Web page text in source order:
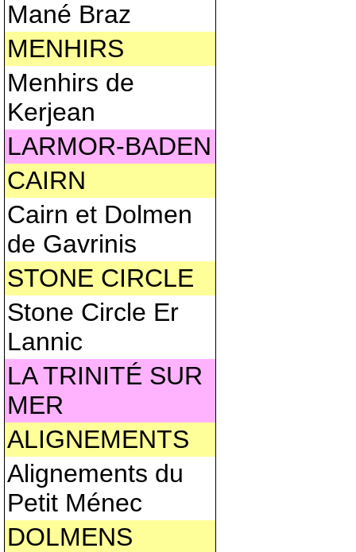
Mané Braz
MENHIRS
Menhirs de
Kerjean
LARMOR-BADEN
CAIRN
Cairn et Dolmen
de Gavrinis
STONE CIRCLE
Stone Circle Er
Lannic
LA TRINITÉ SUR
MER
ALIGNEMENTS
Alignements du
Petit Ménec
DOLMENS